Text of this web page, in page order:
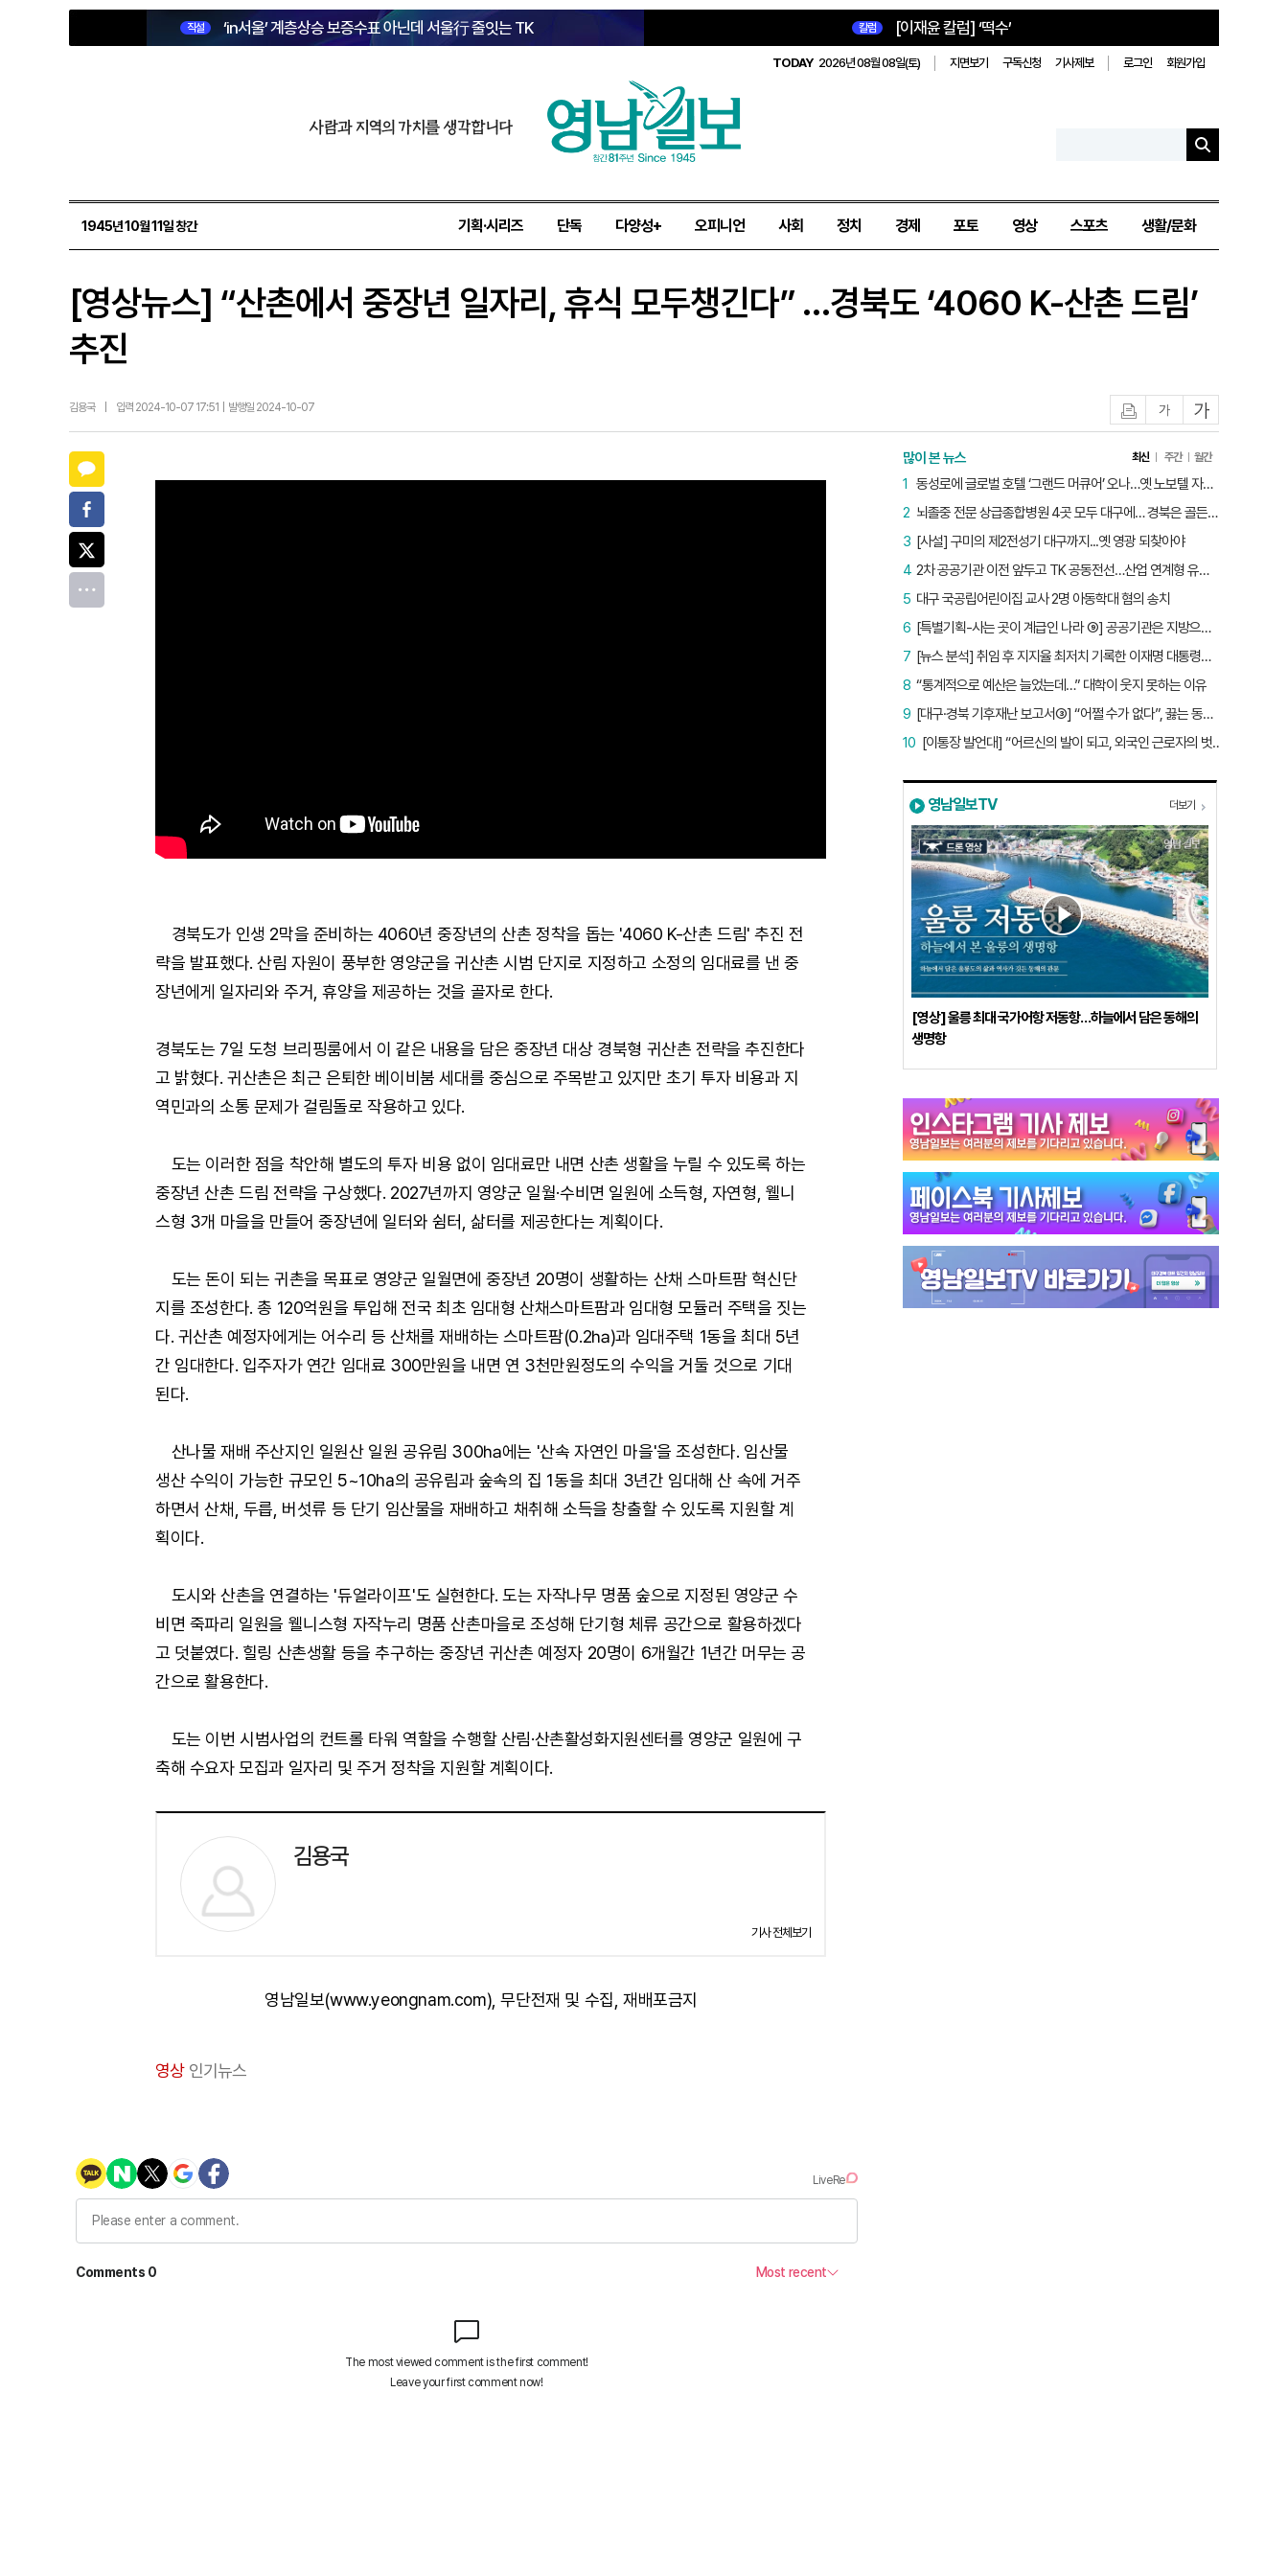
직설 ‘in서울’ 계층상승 보증수표 아닌데 서울行 줄잇는 TK 칼럼 [이재윤 칼럼] ‘떡수’
TODAY 2026년 08월 08일(토) 지면보기 구독신청 기사제보 로그인 회원가입
사람과 지역의 가치를 생각합니다
1945년 10월 11일 창간 기획·시리즈 단독 다양성+ 오피니언 사회 정치 경제 포토 영상 스포츠 생활/문화
[영상뉴스] “산촌에서 중장년 일자리, 휴식 모두챙긴다” …경북도 ‘4060 K-산촌 드림’
추진
김용국 입력 2024-10-07 17:51 | 발행일 2024-10-07 글자작게글자크게
경북도가 인생 2막을 준비하는 4060년 중장년의 산촌 정착을 돕는 '4060 K-산촌 드림' 추진 전
략을 발표했다. 산림 자원이 풍부한 영양군을 귀산촌 시범 단지로 지정하고 소정의 임대료를 낸 중
장년에게 일자리와 주거, 휴양을 제공하는 것을 골자로 한다.
경북도는 7일 도청 브리핑룸에서 이 같은 내용을 담은 중장년 대상 경북형 귀산촌 전략을 추진한다
고 밝혔다. 귀산촌은 최근 은퇴한 베이비붐 세대를 중심으로 주목받고 있지만 초기 투자 비용과 지
역민과의 소통 문제가 걸림돌로 작용하고 있다.
도는 이러한 점을 착안해 별도의 투자 비용 없이 임대료만 내면 산촌 생활을 누릴 수 있도록 하는
중장년 산촌 드림 전략을 구상했다. 2027년까지 영양군 일월·수비면 일원에 소득형, 자연형, 웰니
스형 3개 마을을 만들어 중장년에 일터와 쉼터, 삶터를 제공한다는 계획이다.
도는 돈이 되는 귀촌을 목표로 영양군 일월면에 중장년 20명이 생활하는 산채 스마트팜 혁신단
지를 조성한다. 총 120억원을 투입해 전국 최초 임대형 산채스마트팜과 임대형 모듈러 주택을 짓는
다. 귀산촌 예정자에게는 어수리 등 산채를 재배하는 스마트팜(0.2㏊)과 임대주택 1동을 최대 5년
간 임대한다. 입주자가 연간 임대료 300만원을 내면 연 3천만원정도의 수익을 거둘 것으로 기대
된다.
산나물 재배 주산지인 일원산 일원 공유림 300㏊에는 '산속 자연인 마을'을 조성한다. 임산물
생산 수익이 가능한 규모인 5~10ha의 공유림과 숲속의 집 1동을 최대 3년간 임대해 산 속에 거주
하면서 산채, 두릅, 버섯류 등 단기 임산물을 재배하고 채취해 소득을 창출할 수 있도록 지원할 계
획이다.
도시와 산촌을 연결하는 '듀얼라이프'도 실현한다. 도는 자작나무 명품 숲으로 지정된 영양군 수
비면 죽파리 일원을 웰니스형 자작누리 명품 산촌마을로 조성해 단기형 체류 공간으로 활용하겠다
고 덧붙였다. 힐링 산촌생활 등을 추구하는 중장년 귀산촌 예정자 20명이 6개월간 1년간 머무는 공
간으로 활용한다.
도는 이번 시범사업의 컨트롤 타워 역할을 수행할 산림·산촌활성화지원센터를 영양군 일원에 구
축해 수요자 모집과 일자리 및 주거 정착을 지원할 계획이다.
김용국
기사 전체보기
영남일보(www.yeongnam.com), 무단전재 및 수집, 재배포금지
영상 인기뉴스
많이 본 뉴스 최신 주간 월간
동성로에 글로벌 호텔 ‘그랜드 머큐어’ 오나…옛 노보텔 자리 사무실 개설
1
뇌졸중 전문 상급종합병원 4곳 모두 대구에… 경북은 골든타임 사각지대
2
[사설] 구미의 제2전성기 대구까지...옛 영광 되찾아야
3
2차 공공기관 이전 앞두고 TK 공동전선…산업 연계형 유치 승부수
4
대구 국공립어린이집 교사 2명 아동학대 혐의 송치
5
[특별기획-사는 곳이 계급인 나라 ⑨] 공공기관은 지방으로 왔지만, 그들이 사는 곳은 서울이었다
6
[뉴스 분석] 취임 후 지지율 최저치 기록한 이재명 대통령…왜?
7
“통계적으로 예산은 늘었는데…” 대학이 웃지 못하는 이유
8
[대구·경북 기후재난 보고서③] “어쩔 수가 없다”, 끓는 동해…‘절멸 위기’ 경북 수산업
9
[이통장 발언대] “어르신의 발이 되고, 외국인 근로자의 벗이 되고”…박상철 이장의 ‘사람 농사’
10
영남일보TV 더보기
[영상] 울릉 최대 국가어항 저동항…하늘에서 담은 동해의
생명항